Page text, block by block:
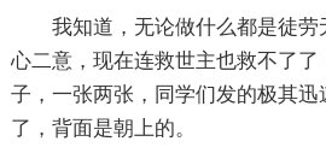
我知道，无论做什么都是徒
心二意，现在连救世主也救不了
子，一张两张，同学们发的极其迅
了，背面是朝上的。